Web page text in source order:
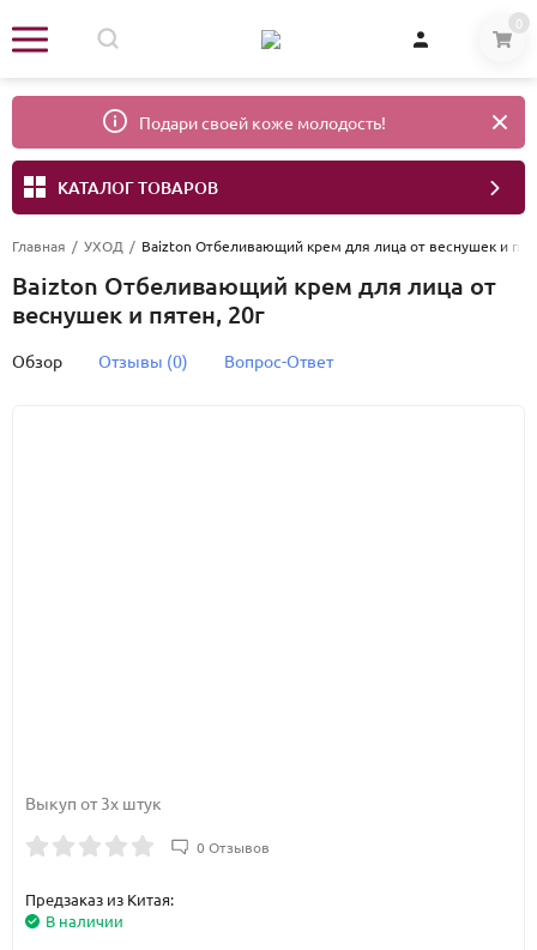
0
Подари своей коже молодость!
КАТАЛОГ ТОВАРОВ
Главная / УХОД / Baizton Отбеливающий крем для лица от веснушек и
Baizton Отбеливающий крем для лица от
веснушек и пятен, 20г
Обзор Отзывы (0) Вопрос-Ответ
Выкуп от 3х штук
0 Отзывов
Предзаказ из Китая:
В наличии